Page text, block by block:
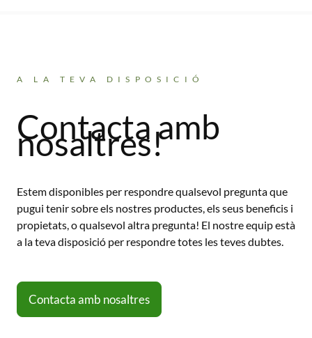
A LA TEVA DISPOSICIÓ
Contacta amb
nosaltres!
Estem disponibles per respondre qualsevol pregunta que
pugui tenir sobre els nostres productes, els seus beneficis i
propietats, o qualsevol altra pregunta! El nostre equip està
a la teva disposició per respondre totes les teves dubtes.
Contacta amb nosaltres